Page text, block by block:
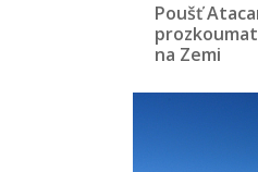
Poušť
na Zemi